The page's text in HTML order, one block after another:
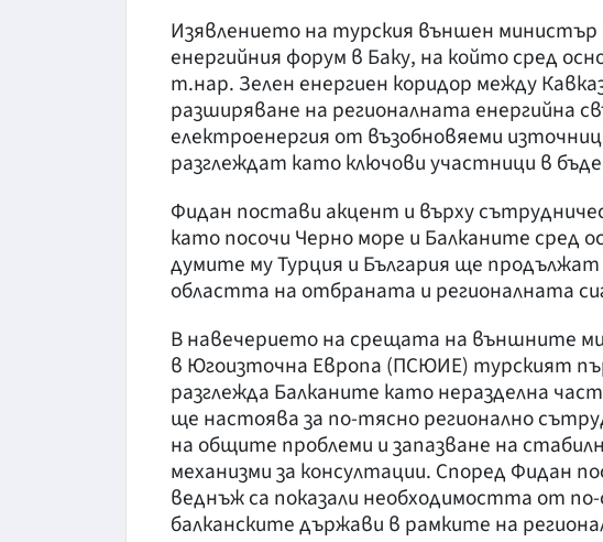
Изявлението на турския външен
енергийния форум в Баку, на който сред
т.нар. Зелен енергиен коридор между
разширяване на регионалната енергийна
електроенергия от възобновяеми
разглеждат като ключови участници в
Фидан постави акцент и върху
като посочи Черно море и Балканите сред
думите му Турция и България ще
областта на отбраната и регионалната
В навечерието на срещата на външните
в Югоизточна Европа (ПСЮИЕ) турският
разглежда Балканите като неразделна
ще настоява за по-тясно регионално
на общите проблеми и запазване на
механизми за консултации. Според Фидан
веднъж са показали необходимостта от
балканските държави в рамките на